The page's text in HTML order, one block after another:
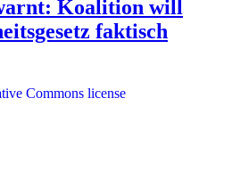
Koalition will
faktisch